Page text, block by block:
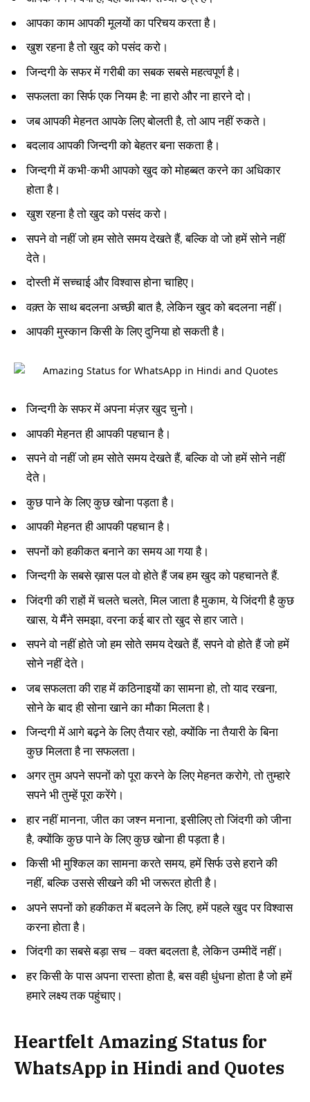
आपका काम आपकी मूलयों का परिचय करता है।
खुश रहना है तो खुद को पसंद करो।
जिन्दगी के सफर में गरीबी का सबक सबसे महत्वपूर्ण है।
सफलता का सिर्फ एक नियम है: ना हारो और ना हारने दो।
जब आपकी मेहनत आपके लिए बोलती है, तो आप नहीं रुकते।
बदलाव आपकी जिन्दगी को बेहतर बना सकता है।
जिन्दगी में कभी-कभी आपको खुद को मोहब्बत करने का अधिकार
होता है।
खुश रहना है तो खुद को पसंद करो।
सपने वो नहीं जो हम सोते समय देखते हैं, बल्कि वो जो हमें सोने नहीं
देते।
दोस्ती में सच्चाई और विश्वास होना चाहिए।
वक़्त के साथ बदलना अच्छी बात है, लेकिन खुद को बदलना नहीं।
आपकी मुस्कान किसी के लिए दुनिया हो सकती है।
जिन्दगी के सफर में अपना मंज़र खुद चुनो।
आपकी मेहनत ही आपकी पहचान है।
सपने वो नहीं जो हम सोते समय देखते हैं, बल्कि वो जो हमें सोने नहीं
देते।
कुछ पाने के लिए कुछ खोना पड़ता है।
आपकी मेहनत ही आपकी पहचान है।
सपनों को हकीकत बनाने का समय आ गया है।
जिन्दगी के सबसे ख़ास पल वो होते हैं जब हम खुद को पहचानते हैं.
जिंदगी की राहों में चलते चलते, मिल जाता है मुकाम, ये जिंदगी है कुछ
खास, ये मैंने समझा, वरना कई बार तो खुद से हार जाते।
सपने वो नहीं होते जो हम सोते समय देखते हैं, सपने वो होते हैं जो हमें
सोने नहीं देते।
जब सफलता की राह में कठिनाइयों का सामना हो, तो याद रखना,
सोने के बाद ही सोना खाने का मौका मिलता है।
जिन्दगी में आगे बढ़ने के लिए तैयार रहो, क्योंकि ना तैयारी के बिना
कुछ मिलता है ना सफलता।
अगर तुम अपने सपनों को पूरा करने के लिए मेहनत करोगे, तो तुम्हारे
सपने भी तुम्हें पूरा करेंगे।
हार नहीं मानना, जीत का जश्न मनाना, इसीलिए तो जिंदगी को जीना
है, क्योंकि कुछ पाने के लिए कुछ खोना ही पड़ता है।
किसी भी मुश्किल का सामना करते समय, हमें सिर्फ उसे हराने की
नहीं, बल्कि उससे सीखने की भी जरूरत होती है।
अपने सपनों को हकीकत में बदलने के लिए, हमें पहले खुद पर विश्वास
करना होता है।
जिंदगी का सबसे बड़ा सच – वक्त बदलता है, लेकिन उम्मीदें नहीं।
हर किसी के पास अपना रास्ता होता है, बस वही धुंधना होता है जो हमें
हमारे लक्ष्य तक पहुंचाए।
Heartfelt Amazing Status for
WhatsApp in Hindi and Quotes